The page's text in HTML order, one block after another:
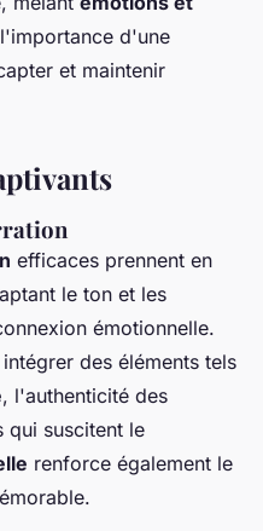
d'une
et maintenir
efficaces prennent en
le ton et les
émotionnelle.
des éléments tels
, l'authenticité des
qui suscitent le
renforce également le